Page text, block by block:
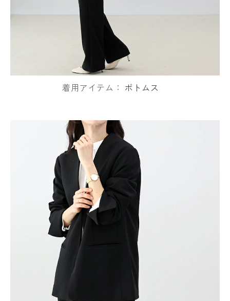
着用アイテム： ボトムス